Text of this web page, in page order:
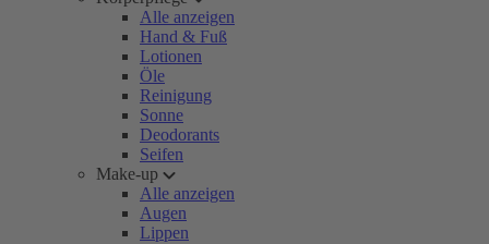
Alle anzeigen
Hand & Fuß
Lotionen
Öle
Reinigung
Sonne
Deodorants
Seifen
Make-up
Alle anzeigen
Augen
Lippen